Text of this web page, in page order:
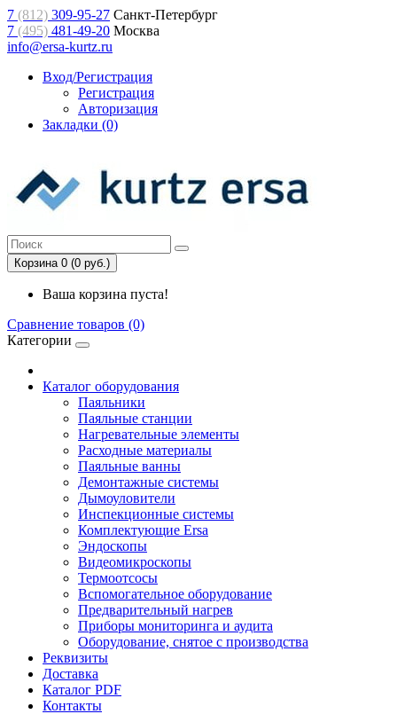
7 (812) 309-95-27 Санкт-Петербург
7 (495) 481-49-20 Москва
info@ersa-kurtz.ru
Вход/Регистрация
Регистрация
Авторизация
Закладки (0)
Корзина 0 (0 руб.)
Ваша корзина пуста!
Сравнение товаров (0)
Категории
Каталог оборудования
Паяльники
Паяльные станции
Нагревательные элементы
Расходные материалы
Паяльные ванны
Демонтажные системы
Дымоуловители
Инспекционные системы
Комплектующие Ersa
Эндоскопы
Видеомикроскопы
Термоотсосы
Вспомогательное оборудование
Предварительный нагрев
Приборы мониторинга и аудита
Оборудование, снятое с производства
Реквизиты
Доставка
Каталог PDF
Контакты